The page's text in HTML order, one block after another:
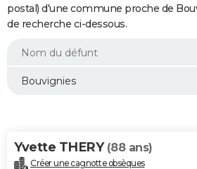
Essais
Réserver un essai
Citadines
Berlines
SUV
Forum auto
+
HIGH-TECH
BRICOLAGE
WEEK-END
Alimentation
Guide de la santé
Maladies
Médicaments
Sommeil
VOYAGE
postal) d'une commune proche de
de recherche ci-dessous.
Yvette THERY (88 ans)
Créer une cagnotte obsèques